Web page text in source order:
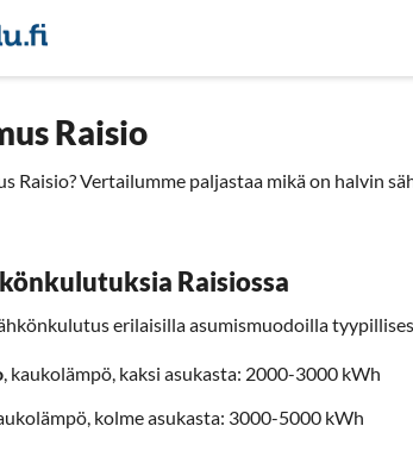
Raisio
Raisio? Vertailumme paljastaa mikä on halvin
Raisiossa
erilaisilla asumismuodoilla
, kaukolämpö, kaksi asukasta: 2000-3000 kWh
kolme asukasta: 3000-5000 kWh